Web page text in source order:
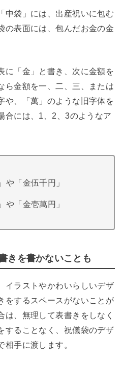
中袋」には、出産祝いに包む
の表面には、包んだお金の金
に「金」と書き、次に金額を
ら金額を一、二、三、または
や、「萬」のような旧字体を
合には、1、2、3のようなア
や「金伍千円」
や「金壱萬円」
きを書かないことも
イラストやかわいらしいデザ
をするスペースがないことが
は、無理して表書きをしなく
することなく、祝儀袋のデザ
相手に渡します。